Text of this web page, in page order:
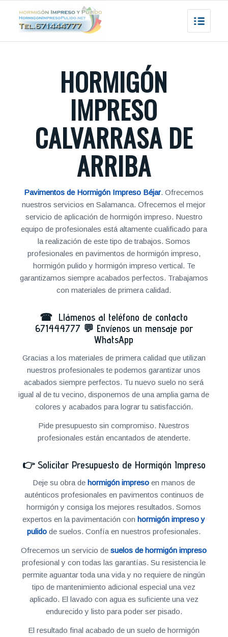
HORMIGÓN
IMPRESO
CALVARRASA DE
ARRIBA
Pavimentos de Hormigón Impreso Béjar. Ofrecemos
nuestros servicios en Salamanca. Ofrecemos el mejor
servicio de aplicación de hormigón impreso. Nuestro
equipo de profesionales está altamente cualificado para
la realización de este tipo de trabajos. Somos
profesionales en pavimentos de hormigón impreso,
hormigón pulido y hormigón impreso vertical. Te
garantizamos siempre acabados perfectos. Trabajamos
con materiales de primera calidad.
☎ Llámenos al teléfono de contacto
671444777 💬 Envíenos un mensaje por
WhatsApp
Gracias a los materiales de primera calidad que utilizan
nuestros profesionales te podemos garantizar unos
acabados siempre perfectos. Tu nuevo suelo no será
igual al de tu vecino, disponemos de una amplia gama de
colores y acabados para lograr tu satisfacción.
Pide presupuesto sin compromiso. Nuestros
profesionales están encantados de atenderte.
👉 Solicitar Presupuesto de Hormigón Impreso
Deje su obra dehormigón impreso en manos de
auténticos profesionales en pavimentos continuos de
hormigón y consiga los mejores resultados. Somos
expertos en la pavimentación conhormigón impreso y
pulido de suelos. Confía en nuestros profesionales.
Ofrecemos un servicio desuelos de hormigón impreso
profesional y con todas las garantías. Su resistencia le
permite aguantar toda una vida y no requiere de ningún
tipo de mantenimiento adicional especial una vez
aplicado. El lavado con agua es suficiente una vez
endurecido y listo para poder ser pisado.
El resultado final acabado de un suelo de hormigón